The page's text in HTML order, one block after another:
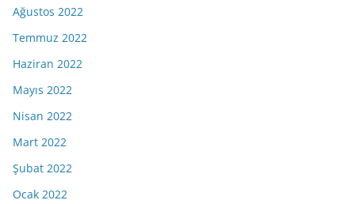
Ağustos 2022
Temmuz 2022
Haziran 2022
Mayıs 2022
Nisan 2022
Mart 2022
Şubat 2022
Ocak 2022